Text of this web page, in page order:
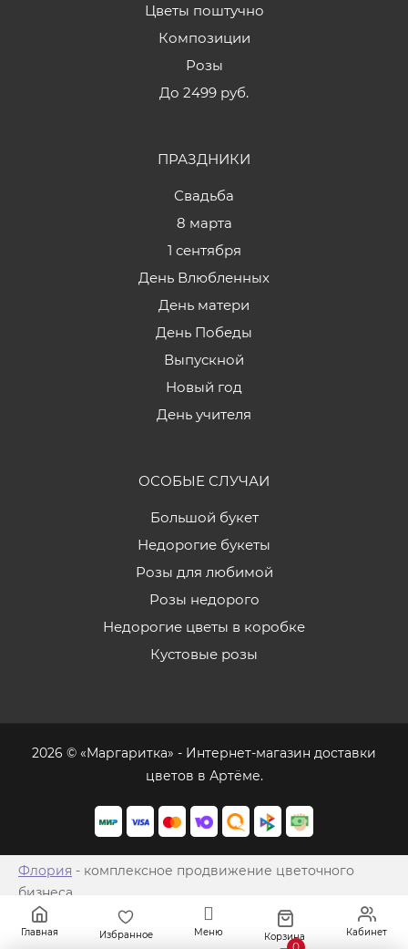
Главная Избранное Меню Корзина Кабинет
Цветы поштучно
Композиции
Розы
До 2499 руб.
ПРАЗДНИКИ
Свадьба
8 марта
1 сентября
День Влюбленных
День матери
День Победы
Выпускной
Новый год
День учителя
ОСОБЫЕ СЛУЧАИ
Большой букет
Недорогие букеты
Розы для любимой
Розы недорого
Недорогие цветы в коробке
Кустовые розы
2026 © «Маргаритка» - Интернет-магазин доставки
цветов в Артёме.
Флория - комплексное продвижение цветочного
бизнеса